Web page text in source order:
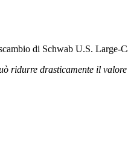
di Schwab U.S. Large-
ridurre drasticamente il